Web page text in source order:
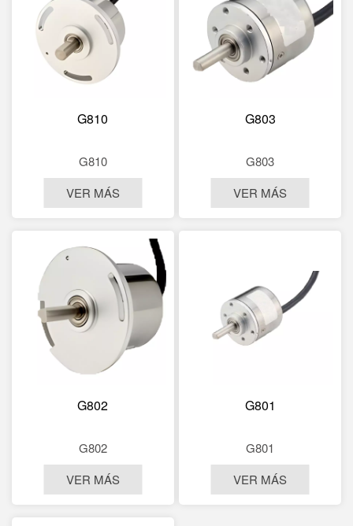
G810
G810
VER MÁS
G803
G803
VER MÁS
G802
G802
VER MÁS
G801
G801
VER MÁS